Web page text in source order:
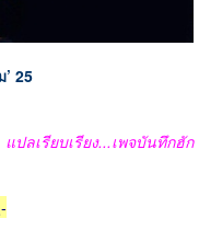
25
แปลเรียบเรียง...เพจบันทึกฮัก